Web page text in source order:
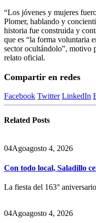
“Los jóvenes y mujeres
Plomer, hablando y
historia fue construida y
que es “la forma voluntaria
sector ocultándolo”, motivo
relato oficial.
Compartir en redes
Facebook Twitter LinkedIn
Related Posts
04Agoagosto 4, 2026
Con todo local, Saladillo
La fiesta del 163°
04Agoagosto 4, 2026